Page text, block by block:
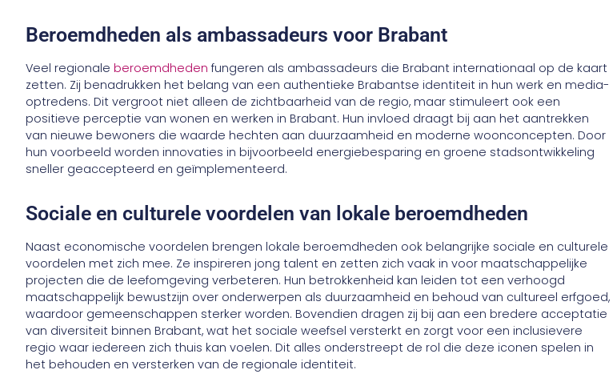
Beroemdheden als ambassadeurs voor Brabant
Veel regionaleberoemdheden fungeren als ambassadeurs die Brabant internationaal op de kaart
zetten. Zij benadrukken het belang van een authentieke Brabantse identiteit in hun werk en media-
optredens. Dit vergroot niet alleen de zichtbaarheid van de regio, maar stimuleert ook een
positieve perceptie van wonen en werken in Brabant. Hun invloed draagt bij aan het aantrekken
van nieuwe bewoners die waarde hechten aan duurzaamheid en moderne woonconcepten. Door
hun voorbeeld worden innovaties in bijvoorbeeld energiebesparing en groene stadsontwikkeling
sneller geaccepteerd en geïmplementeerd.
Sociale en culturele voordelen van lokale beroemdheden
Naast economische voordelen brengen lokale beroemdheden ook belangrijke sociale en culturele
voordelen met zich mee. Ze inspireren jong talent en zetten zich vaak in voor maatschappelijke
projecten die de leefomgeving verbeteren. Hun betrokkenheid kan leiden tot een verhoogd
maatschappelijk bewustzijn over onderwerpen als duurzaamheid en behoud van cultureel erfgoed,
waardoor gemeenschappen sterker worden. Bovendien dragen zij bij aan een bredere acceptatie
van diversiteit binnen Brabant, wat het sociale weefsel versterkt en zorgt voor een inclusievere
regio waar iedereen zich thuis kan voelen. Dit alles onderstreept de rol die deze iconen spelen in
het behouden en versterken van de regionale identiteit.